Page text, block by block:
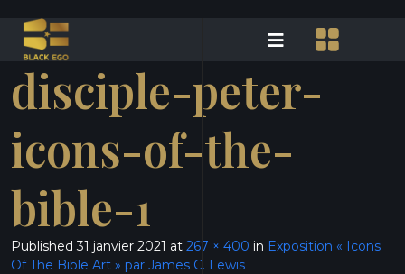
disciple-peter-
icons-of-the-
bible-1
Published31 janvier 2021 at 267 × 400 in Exposition « Icons
Of The Bible Art » par James C. Lewis